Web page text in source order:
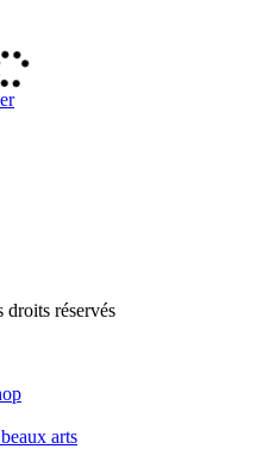
droits réservés
arts